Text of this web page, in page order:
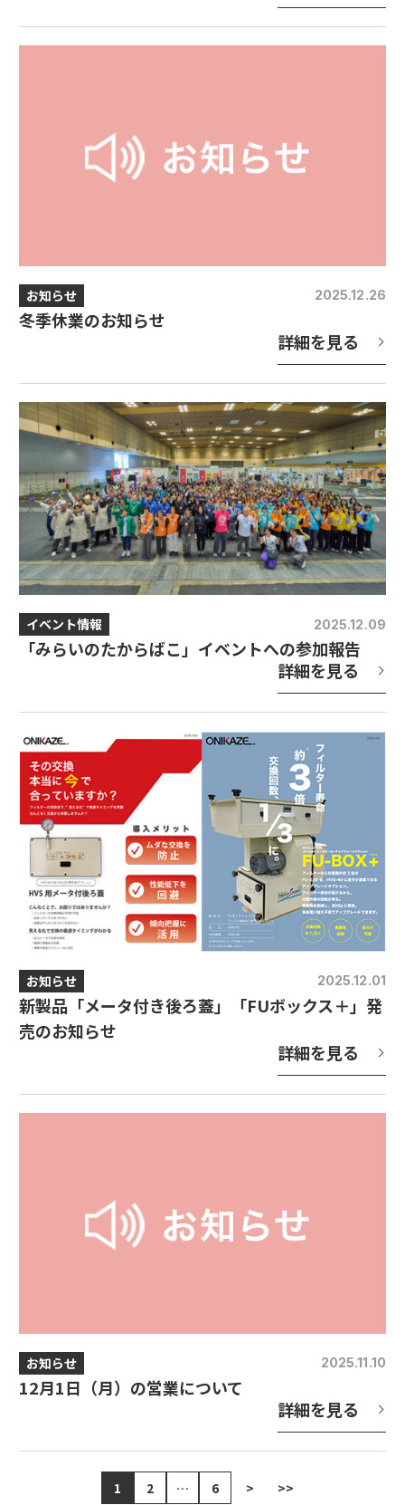
お知らせ 2025.12.26
冬季休業のお知らせ
詳細を見る
イベント情報 2025.12.09
「みらいのたからばこ」イベントへの参加報告
詳細を見る
お知らせ 2025.12.01
新製品「メータ付き後ろ蓋」「FUボックス＋」発
売のお知らせ
詳細を見る
お知らせ 2025.11.10
12月1日（月）の営業について
詳細を見る
1 2 … 6 > >>